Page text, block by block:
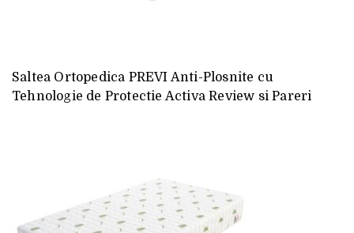
Saltea Ortopedica PREVI Anti-Plosnite cu
Tehnologie de Protectie Activa Review si Pareri